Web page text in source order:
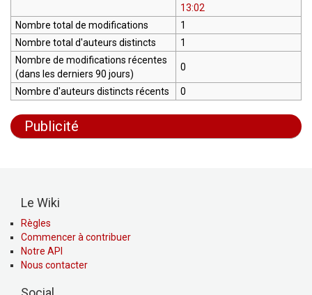
13:02
Nombre total de modifications
1
Nombre total d'auteurs distincts
1
Nombre de modifications récentes
(dans les derniers 90 jours)
0
Nombre d'auteurs distincts récents 0
Publicité
Le Wiki
Règles
Commencer à contribuer
Notre API
Nous contacter